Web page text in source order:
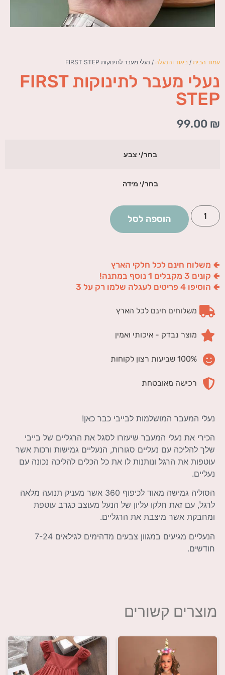
עמוד הבית / ביגוד והנעלה / נעלי מעבר לתינוקות FIRST STEP
נעלי מעבר לתינוקות FIRST
STEP
99.00 ₪
בחר/י צבע
בחר/י מידה
הוספה לסל
🢀 משלוח חינם לכל חלקי הארץ
🢀 קונים 3 מקבלים 1 נוסף במתנה!
🢀 הוסיפו 4 פריטים לעגלה שלמו רק על 3
משלוחים חינם לכל הארץ
מוצר נבדק - איכותי ואמין
100% שביעות רצון לקוחות
רכישה מאובטחת
נעלי המעבר המושלמות לבייבי כבר כאן!
הכירי את נעלי המעבר שיעזרו לסגל את הרגליים של בייבי
שלך להליכה עם נעליים סגורות, הנעליים גמישות ורכות אשר
עוטפות את הרגל ונותנות לו את כל הכלים להליכה נכונה עם
נעליים.
הסוליה גמישה מאוד לכיפוף 360 אשר מעניק תנועה מלאה
לרגל, עם זאת חלקו עליון של הנעל מעוצב כגרב עוטפת
ומחבקת אשר מיצבת את הרגליים.
הנעליים מגיעים במגוון צבעים מדהימים לגילאים 7-24
חודשים.
מוצרים קשורים